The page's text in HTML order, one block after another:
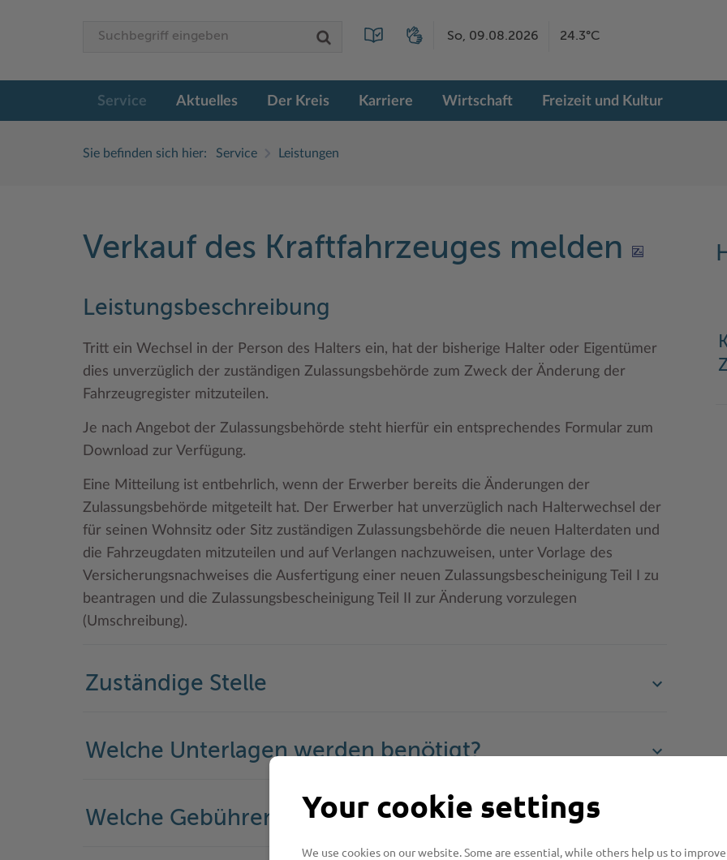
So, 09.08.2026 24.3°C
Service Aktuelles Der Kreis Karriere Wirtschaft Freizeit und Kultur
Sie befinden sich hier: Service Leistungen
Verkauf des Kraftfahrzeuges melden
Leistungsbeschreibung
Tritt ein Wechsel in der Person des Halters ein, hat der bisherige Halter oder Eigentümer
dies unverzüglich der zuständigen Zulassungsbehörde zum Zweck der Änderung der
Fahrzeugregister mitzuteilen.
Je nach Angebot der Zulassungsbehörde steht hierfür ein entsprechendes Formular zum
Download zur Verfügung.
Eine Mitteilung ist entbehrlich, wenn der Erwerber bereits die Änderungen der
Zulassungsbehörde mitgeteilt hat. Der Erwerber hat unverzüglich nach Halterwechsel der
für seinen Wohnsitz oder Sitz zuständigen Zulassungsbehörde die neuen Halterdaten und
die Fahrzeugdaten mitzuteilen und auf Verlangen nachzuweisen, unter Vorlage des
Versicherungsnachweises die Ausfertigung einer neuen Zulassungsbescheinigung Teil I zu
beantragen und die Zulassungsbescheinigung Teil II zur Änderung vorzulegen
(Umschreibung).
Zuständige Stelle
Welche Unterlagen werden benötigt?
Welche Gebühren fallen an?Your cookie settings
We use cookies on our website. Some are essential, while others help us to